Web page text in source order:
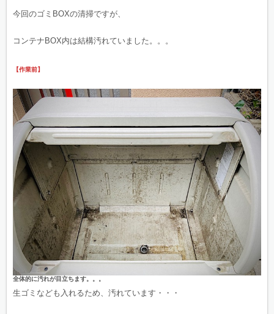
今回のゴミBOXの清掃ですが、
コンテナBOX内は結構汚れていました。。。
【作業前】
全体的に汚れが目立ちます。。。
生ゴミなども入れるため、汚れています・・・